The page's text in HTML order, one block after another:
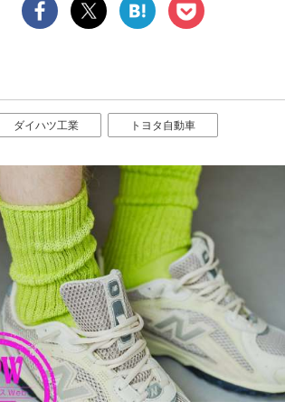
ダイハツ工業 トヨタ自動車